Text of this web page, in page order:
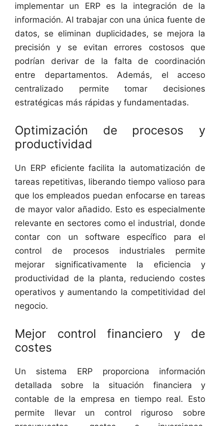
implementar un ERP es la integración de la
información. Al trabajar con una única fuente de
datos, se eliminan duplicidades, se mejora la
precisión y se evitan errores costosos que
podrían derivar de la falta de coordinación
entre departamentos. Además, el acceso
centralizado permite tomar decisiones
estratégicas más rápidas y fundamentadas.
Optimización de procesos y
productividad
Un ERP eficiente facilita la automatización de
tareas repetitivas, liberando tiempo valioso para
que los empleados puedan enfocarse en tareas
de mayor valor añadido. Esto es especialmente
relevante en sectores como el industrial, donde
contar con un software específico para el
control de procesos industriales permite
mejorar significativamente la eficiencia y
productividad de la planta, reduciendo costes
operativos y aumentando la competitividad del
negocio.
Mejor control financiero y de
costes
Un sistema ERP proporciona información
detallada sobre la situación financiera y
contable de la empresa en tiempo real. Esto
permite llevar un control riguroso sobre